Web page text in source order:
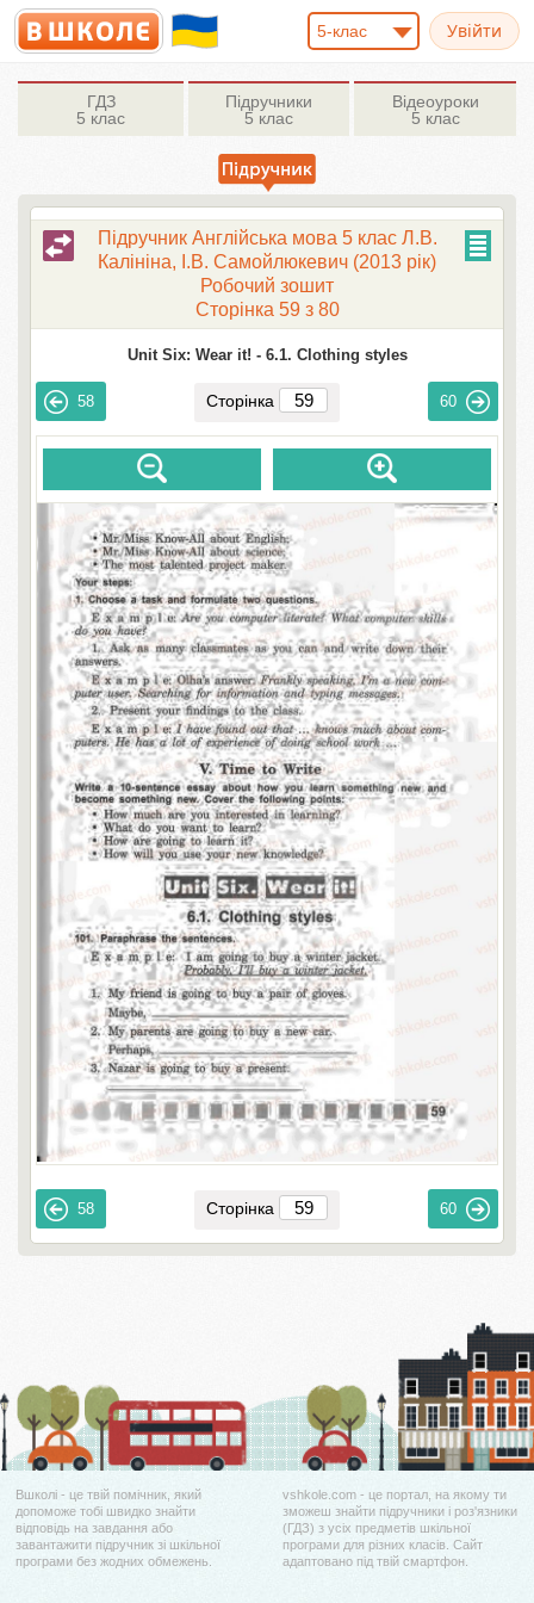
5-клас
ГДЗ
5 клас
Підручники
5 клас
Відеоуроки
5 клас
Підручник Англійська мова 5 клас Л.В.
Калініна, І.В. Самойлюкевич (2013 рік)
Робочий зошит
Сторінка 59 з 80
Unit Six: Wear it! - 6.1. Clothing styles
58 Сторінка 60
58 Сторінка 60
Вшколі - це твій помічник, який
допоможе тобі швидко знайти
відповідь на завдання або
завантажити підручник зі шкільної
програми без жодних обмежень.
vshkole.com - це портал, на якому ти
зможеш знайти підручники і роз'язники
(ГДЗ) з усіх предметів шкільної
програми для різних класів. Сайт
адаптовано під твій смартфон.